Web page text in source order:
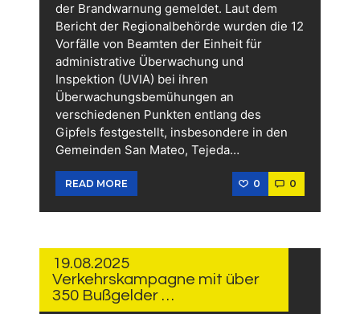
der Brandwarnung gemeldet. Laut dem
Bericht der Regionalbehörde wurden die 12
Vorfälle von Beamten der Einheit für
administrative Überwachung und
Inspektion (UVIA) bei ihren
Überwachungsbemühungen an
verschiedenen Punkten entlang des
Gipfels festgestellt, insbesondere in den
Gemeinden San Mateo, Tejeda…
READ MORE 0 0
19.08.2025
Verkehrskampagne mit über
350 Bußgelder …